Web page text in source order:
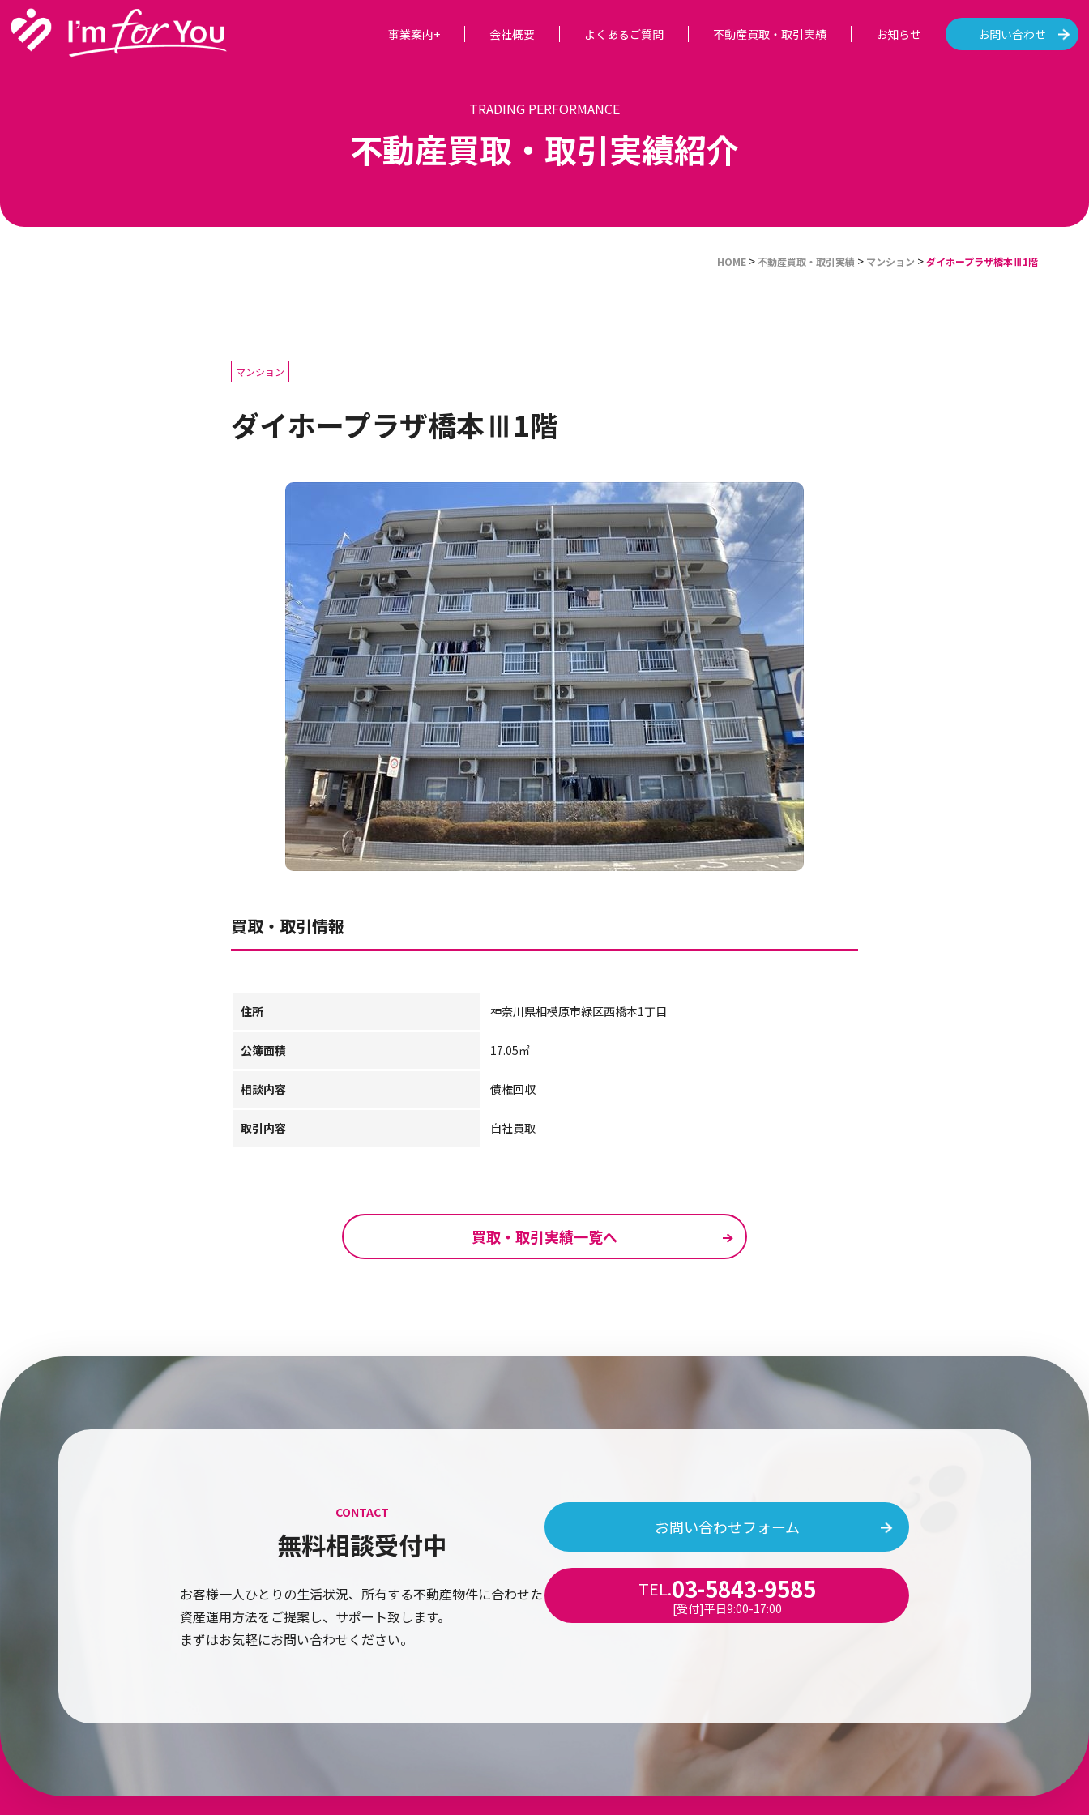
事業案内+ 会社概要 よくあるご質問 不動産買取・取引実績 お知らせ お問い合わせ
TRADING PERFORMANCE
不動産買取・取引実績紹介
HOME>不動産買取・取引実績 > マンション >ダイホープラザ橋本Ⅲ1階
マンション
ダイホープラザ橋本Ⅲ1階
買取・取引情報
住所 神奈川県相模原市緑区西橋本1丁目
公簿面積 17.05㎡
相談内容 債権回収
取引内容 自社買取
買取・取引実績一覧へ
CONTACT
無料相談受付中
お客様一人ひとりの生活状況、所有する不動産物件に合わせた
資産運用方法をご提案し、サポート致します。
まずはお気軽にお問い合わせください。
お問い合わせフォーム
TEL.03-5843-9585
[受付]平日9:00-17:00